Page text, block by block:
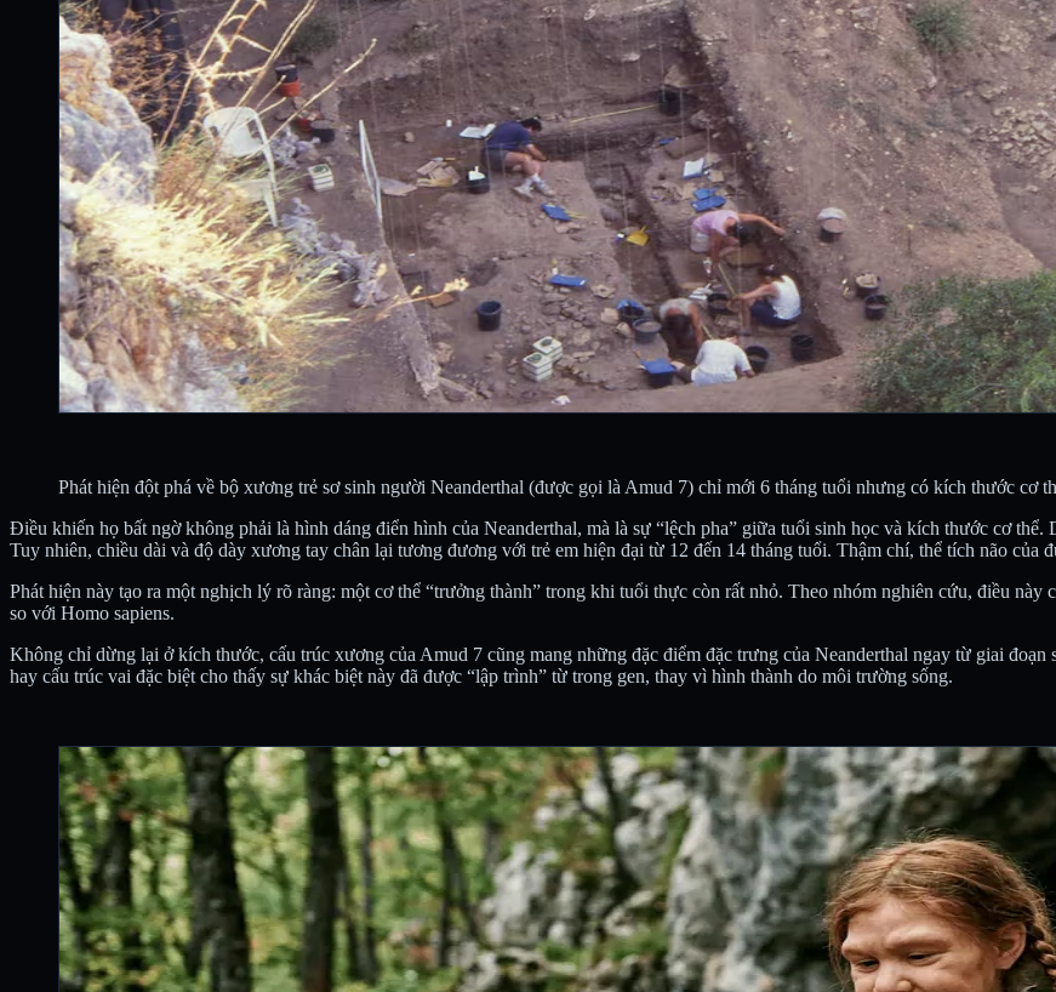
Phát hiện đột phá về bộ xương trẻ sơ sinh người Neanderthal (được gọi là Amud 7) chỉ mới 6 tháng tuổi nhưng có kích thước cơ
Điều khiến họ bất ngờ không phải là hình dáng điển hình của Neanderthal, mà là sự “lệch pha” giữa tuổi sinh học và kích thước cơ
Tuy nhiên, chiều dài và độ dày xương tay chân lại tương đương với trẻ em hiện đại từ 12 đến 14 tháng tuổi. Thậm chí, thể tích não của
Phát hiện này tạo ra một nghịch lý rõ ràng: một cơ thể “trưởng thành” trong khi tuổi thực còn rất nhỏ. Theo nhóm nghiên cứu, điều
so với Homo sapiens.
Không chỉ dừng lại ở kích thước, cấu trúc xương của Amud 7 cũng mang những đặc điểm đặc trưng của Neanderthal ngay từ giai
hay cấu trúc vai đặc biệt cho thấy sự khác biệt này đã được “lập trình” từ trong gen, thay vì hình thành do môi trường sống.